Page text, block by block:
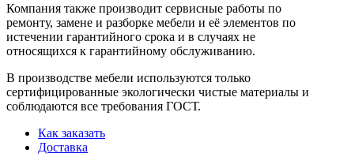
Компания также производит сервисные работы по
ремонту, замене и разборке мебели и её элементов по
истечении гарантийного срока и в случаях не
относящихся к гарантийному обслуживанию.
В производстве мебели используются только
сертифицированные экологически чистые материалы и
соблюдаются все требования ГОСТ.
Как заказать
Доставка